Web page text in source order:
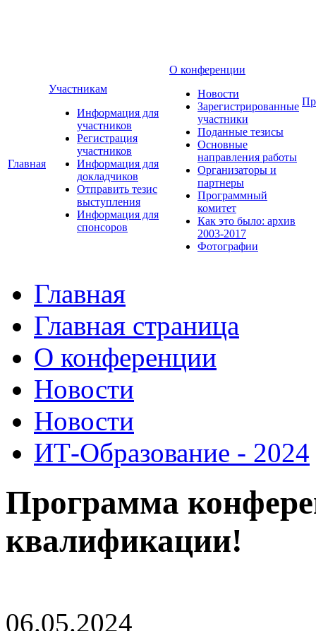
Главная
Участникам
Информация для
участников
Регистрация
участников
Информация для
докладчиков
Отправить тезис
выступления
Информация для
спонсоров
О конференции
Новости
Зарегистрированные
участники
Поданные тезисы
Основные
направления работы
Организаторы и
партнеры
Программный
комитет
Как это было: архив
2003-2017
Фотографии
Главная
Главная страница
О конференции
Новости
Новости
ИТ-Образование - 2024
Программа
квалификации!
06.05.2024